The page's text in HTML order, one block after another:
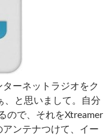
ーネットラジオをク
、と思いまして。自分
ので、それをXtreamer
ンテナつけて、イー